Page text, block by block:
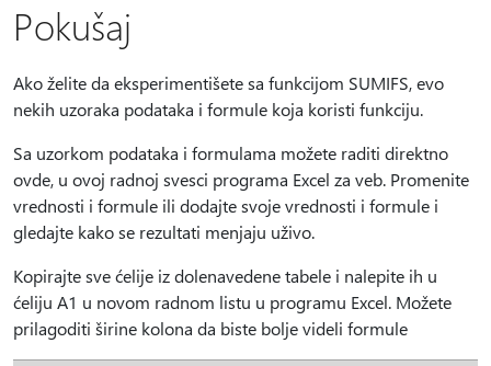
Pokušaj
Ako želite da eksperimentišete sa funkcijom SUMIFS, evo
nekih uzoraka podataka i formule koja koristi funkciju.
Sa uzorkom podataka i formulama možete raditi direktno
ovde, u ovoj radnoj svesci programa Excel za veb. Promenite
vrednosti i formule ili dodajte svoje vrednosti i formule i
gledajte kako se rezultati menjaju uživo.
Kopirajte sve ćelije iz dolenavedene tabele i nalepite ih u
ćeliju A1 u novom radnom listu u programu Excel. Možete
prilagoditi širine kolona da biste bolje videli formule